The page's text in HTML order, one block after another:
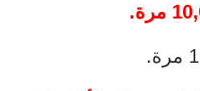
مرة.